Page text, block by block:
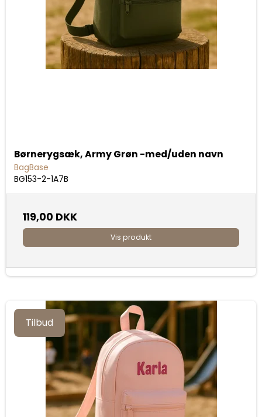
Børnerygsæk, Army Grøn -med/uden navn
BagBase
BG153-2-1A7B
119,00 DKK
Vis produkt
Tilbud